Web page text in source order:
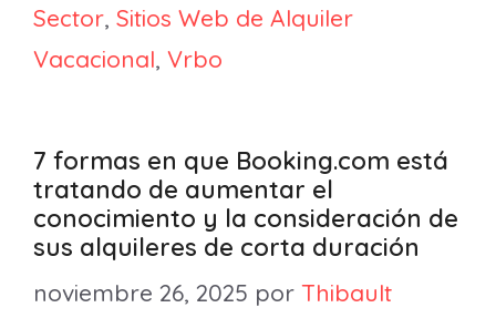
Sector, Sitios Web de Alquiler
Vacacional, Vrbo
7 formas en que Booking.com está
tratando de aumentar el
conocimiento y la consideración de
sus alquileres de corta duración
noviembre 26, 2025 por Thibault